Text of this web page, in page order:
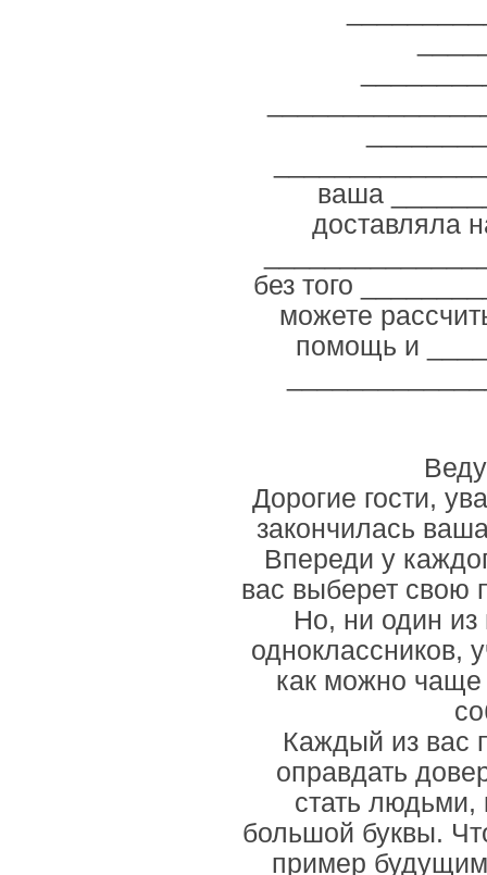
ваша
доставляла
без того
можете
помощь и
Дорогие гости,
закончилась
Впереди у
вас выберет свою
Но, ни один из
одноклассников,
как можно чаще
Каждый из вас
оправдать
стать людьми,
большой буквы.
пример